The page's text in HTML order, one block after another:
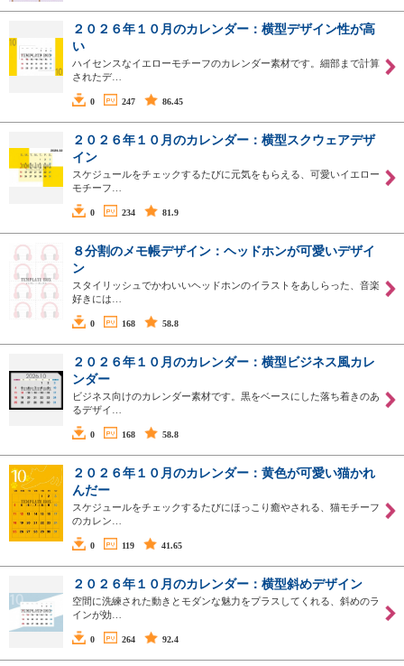
２０２６年１０月のカレンダー：横型デザイン性が高
い
ハイセンスなイエローモチーフのカレンダー素材です。細部まで計算
されたデ…
0 247 86.45
２０２６年１０月のカレンダー：横型スクウェアデザ
イン
スケジュールをチェックするたびに元気をもらえる、可愛いイエロー
モチーフ…
0 234 81.9
８分割のメモ帳デザイン：ヘッドホンが可愛いデザイ
ン
スタイリッシュでかわいいヘッドホンのイラストをあしらった、音楽
好きには…
0 168 58.8
２０２６年１０月のカレンダー：横型ビジネス風カレ
ンダー
ビジネス向けのカレンダー素材です。黒をベースにした落ち着きのあ
るデザイ…
0 168 58.8
２０２６年１０月のカレンダー：黄色が可愛い猫かれ
んだー
スケジュールをチェックするたびにほっこり癒やされる、猫モチーフ
のカレン…
0 119 41.65
２０２６年１０月のカレンダー：横型斜めデザイン
空間に洗練された動きとモダンな魅力をプラスしてくれる、斜めのラ
インが効…
0 264 92.4